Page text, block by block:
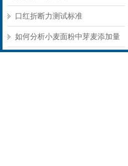
口红折断力测试标准
如何分析小麦面粉中芽麦添加量